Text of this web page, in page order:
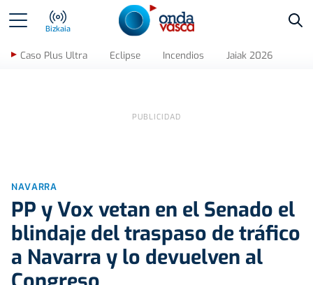
Bizkaia
Caso Plus Ultra Eclipse Incendios Jaiak 2026
NAVARRA
PP y Vox vetan en el Senado el
blindaje del traspaso de tráfico
a Navarra y lo devuelven al